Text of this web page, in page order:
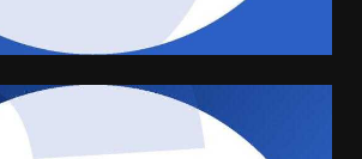
Fasanese ferito a colpi di arma
da fuoco
6 Agosto 2026 18:13